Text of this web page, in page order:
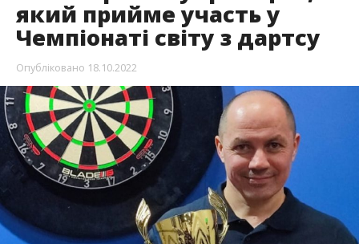
який прийме участь у
Чемпіонаті світу з дартсу
Опубліковано 18.10.2022